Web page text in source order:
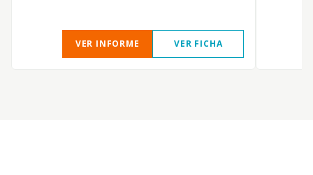
VER INFORME VER FICHA